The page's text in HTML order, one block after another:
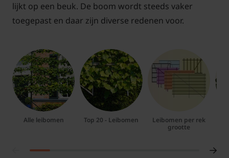
lijkt op een beuk. De boom wordt steeds vaker
toegepast en daar zijn diverse redenen voor.
Alle leibomen Top 20 - Leibomen
Leibomen per rek
grootte